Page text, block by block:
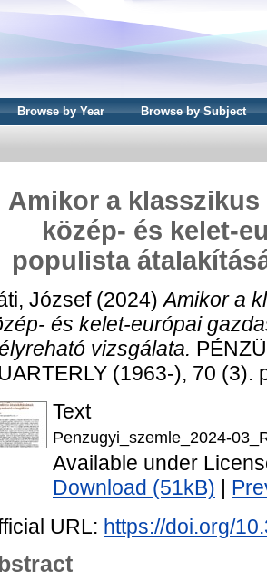
Browse by Year Browse by Subject
Amikor a
közép- és kelet-
populista
József(2024)Amikor a
és kelet-európai
vizsgálata.
(1963-), 70 (3).
Text
Penzugyi_szemle_2024-
Available under
Download (51kB)
URL: https://doi.org/